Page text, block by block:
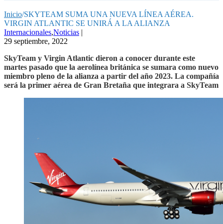
Inicio/SKYTEAM SUMA UNA NUEVA LÍNEA AÉREA.
VIRGIN ATLANTIC SE UNIRÁ A LA ALIANZA
Internacionales,Noticias |
29 septiembre, 2022
SkyTeam y Virgin Atlantic dieron a conocer durante este
martes pasado que la aerolínea británica se sumara como nuevo
miembro pleno de la alianza a partir del año 2023. La compañía
será la primer aérea de Gran Bretaña que integrara a SkyTeam